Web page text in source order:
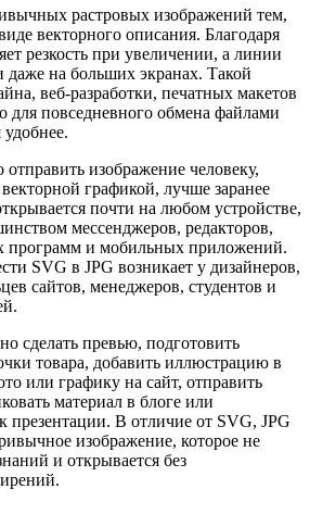
растровых изображений тем,
векторного описания. Благодаря
резкость при увеличении, а линии
даже на больших экранах. Такой
веб-разработки, печатных макетов
для повседневного обмена файлами
удобнее.
изображение человеку,
графикой, лучше заранее
почти на любом устройстве,
мессенджеров, редакторов,
программ и мобильных приложений.
SVG в JPG возникает у дизайнеров,
сайтов, менеджеров, студентов и
сделать превью, подготовить
товара, добавить иллюстрацию в
или графику на сайт, отправить
материал в блоге или
презентации. В отличие от SVG, JPG
изображение, которое не
и открывается без